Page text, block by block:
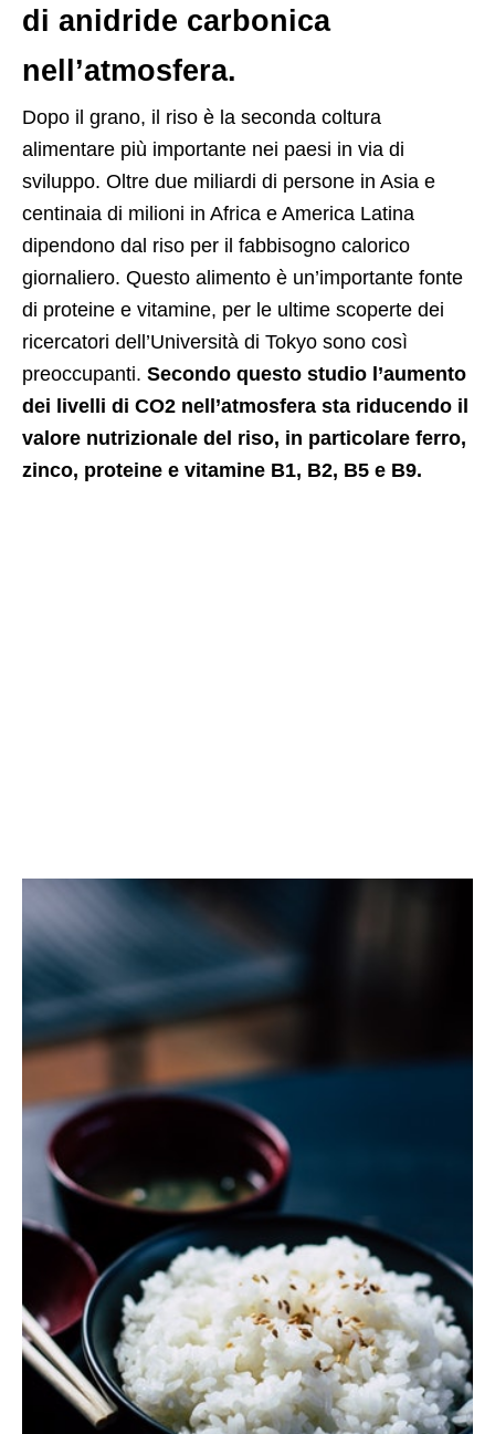
di anidride carbonica
nell’atmosfera.
Dopo il grano, il riso è la seconda coltura
alimentare più importante nei paesi in via di
sviluppo. Oltre due miliardi di persone in Asia e
centinaia di milioni in Africa e America Latina
dipendono dal riso per il fabbisogno calorico
giornaliero. Questo alimento è un’importante fonte
di proteine ​​e vitamine, per le ultime scoperte dei
ricercatori dell’Università di Tokyo sono così
preoccupanti. Secondo questo studio l’aumento
dei livelli di CO2 nell’atmosfera sta riducendo il
valore nutrizionale del riso, in particolare ferro,
zinco, proteine ​​e vitamine B1, B2, B5 e B9.